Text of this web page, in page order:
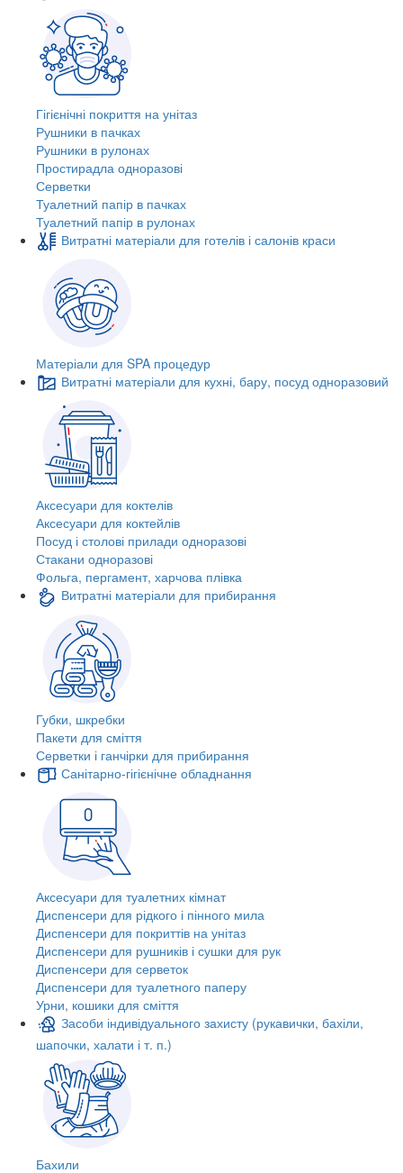
Гігієнічні покриття на унітаз
Рушники в пачках
Рушники в рулонах
Простирадла одноразові
Серветки
Туалетний папір в пачках
Туалетний папір в рулонах
Витратні матеріали для готелів і салонів краси
Матеріали для SPA процедур
Витратні матеріали для кухні, бару, посуд одноразовий
Аксесуари для коктелів
Аксесуари для коктейлів
Посуд і столові прилади одноразові
Стакани одноразові
Фольга, пергамент, харчова плівка
Витратні матеріали для прибирання
Губки, шкребки
Пакети для сміття
Серветки і ганчірки для прибирання
Санітарно-гігієнічне обладнання
Аксесуари для туалетних кімнат
Диспенсери для рідкого і пінного мила
Диспенсери для покриттів на унітаз
Диспенсери для рушників і сушки для рук
Диспенсери для серветок
Диспенсери для туалетного паперу
Урни, кошики для сміття
Засоби індивідуального захисту (рукавички, бахіли,
шапочки, халати і т. п.)
Бахили